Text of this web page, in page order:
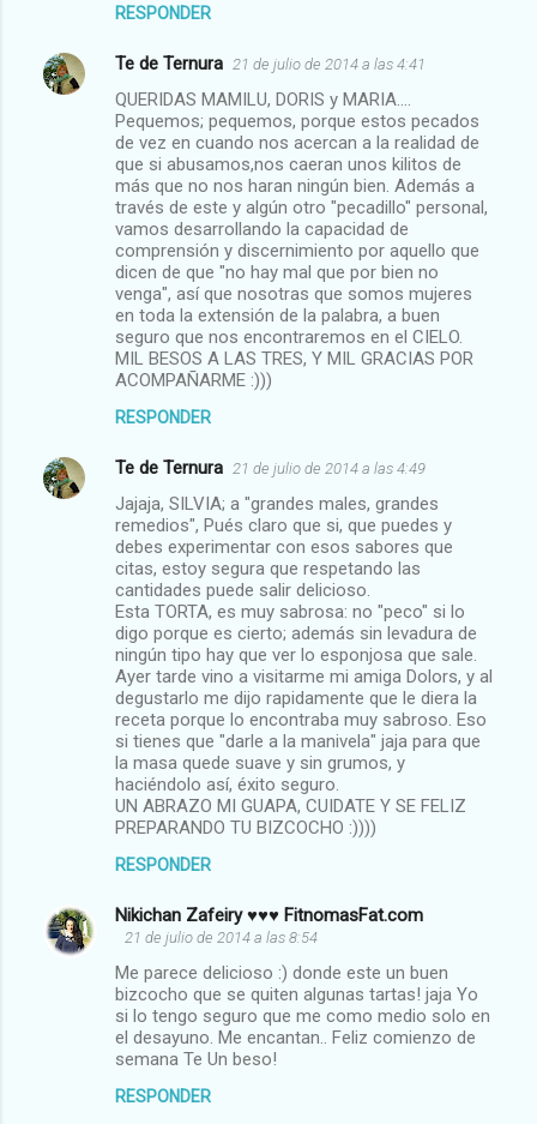
RESPONDER
Te de Ternura 21 de julio de 2014 a las 4:41
QUERIDAS MAMILU, DORIS y MARIA....
Pequemos; pequemos, porque estos pecados
de vez en cuando nos acercan a la realidad de
que si abusamos,nos caeran unos kilitos de
más que no nos haran ningún bien. Además a
través de este y algún otro "pecadillo" personal,
vamos desarrollando la capacidad de
comprensión y discernimiento por aquello que
dicen de que "no hay mal que por bien no
venga", así que nosotras que somos mujeres
en toda la extensión de la palabra, a buen
seguro que nos encontraremos en el CIELO.
MIL BESOS A LAS TRES, Y MIL GRACIAS POR
ACOMPAÑARME :)))
RESPONDER
Te de Ternura 21 de julio de 2014 a las 4:49
Jajaja, SILVIA; a "grandes males, grandes
remedios", Pués claro que si, que puedes y
debes experimentar con esos sabores que
citas, estoy segura que respetando las
cantidades puede salir delicioso.
Esta TORTA, es muy sabrosa: no "peco" si lo
digo porque es cierto; además sin levadura de
ningún tipo hay que ver lo esponjosa que sale.
Ayer tarde vino a visitarme mi amiga Dolors, y al
degustarlo me dijo rapidamente que le diera la
receta porque lo encontraba muy sabroso. Eso
si tienes que "darle a la manivela" jaja para que
la masa quede suave y sin grumos, y
haciéndolo así, éxito seguro.
UN ABRAZO MI GUAPA, CUIDATE Y SE FELIZ
PREPARANDO TU BIZCOCHO :))))
RESPONDER
Nikichan Zafeiry ♥♥♥ FitnomasFat.com
21 de julio de 2014 a las 8:54
Me parece delicioso :) donde este un buen
bizcocho que se quiten algunas tartas! jaja Yo
si lo tengo seguro que me como medio solo en
el desayuno. Me encantan.. Feliz comienzo de
semana Te Un beso!
RESPONDER